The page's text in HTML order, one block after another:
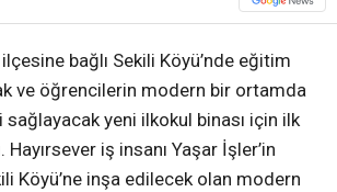
ilçesine bağlı Sekili Köyü’nde eğitim
ve öğrencilerin modern bir ortamda
yeni ilkokul binası için ilk
Hayırsever iş insanı Yaşar İşler’in
Köyü’ne inşa edilecek olan modern